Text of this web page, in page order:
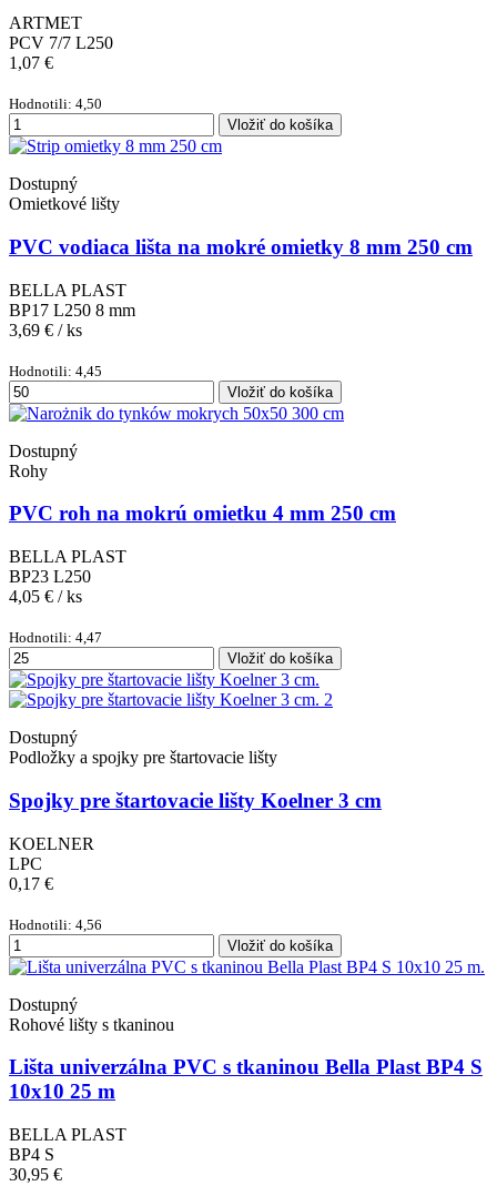
ARTMET
PCV 7/7 L250
1,07 €
Hodnotili: 4,50
Vložiť do košíka
Dostupný
Omietkové lišty
PVC vodiaca lišta na mokré omietky 8 mm 250 cm
BELLA PLAST
BP17 L250 8 mm
3,69 € / ks
Hodnotili: 4,45
Vložiť do košíka
Dostupný
Rohy
PVC roh na mokrú omietku 4 mm 250 cm
BELLA PLAST
BP23 L250
4,05 € / ks
Hodnotili: 4,47
Vložiť do košíka
Dostupný
Podložky a spojky pre štartovacie lišty
Spojky pre štartovacie lišty Koelner 3 cm
KOELNER
LPC
0,17 €
Hodnotili: 4,56
Vložiť do košíka
Dostupný
Rohové lišty s tkaninou
Lišta univerzálna PVC s tkaninou Bella Plast BP4 S
10x10 25 m
BELLA PLAST
BP4 S
30,95 €